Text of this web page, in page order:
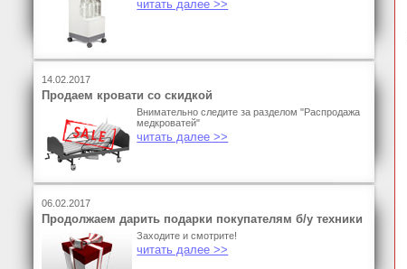
читать далее >>
14.02.2017
Продаем кровати со скидкой
Внимательно следите за разделом "Распродажа
медкроватей"
читать далее >>
06.02.2017
Продолжаем дарить подарки покупателям б/у техники
Заходите и смотрите!
читать далее >>